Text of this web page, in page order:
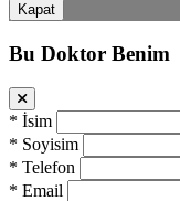
Kapat
Bu Doktor Benim
* İsim
* Soyisim
* Telefon
* Email